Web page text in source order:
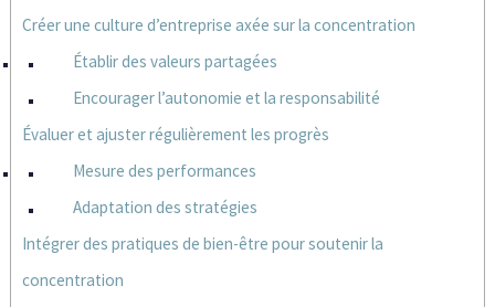
Créer une culture d’entreprise axée sur la concentration
Établir des valeurs partagées
Encourager l’autonomie et la responsabilité
Évaluer et ajuster régulièrement les progrès
Mesure des performances
Adaptation des stratégies
Intégrer des pratiques de bien-être pour soutenir la
concentration